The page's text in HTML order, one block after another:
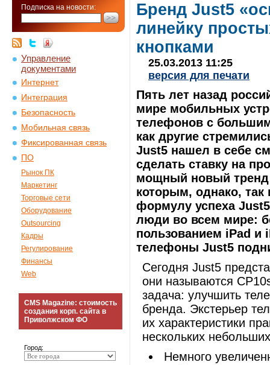
Подписка на новости:
Управление
документами
Интернет
Интеграция
Безопасность
Мобильная связь
Фиксированная связь
ПО
Рынок ПК
Маркетинг
Торговые сети
Оборудование
Outsourcing
Кадры
Регулирование
Финансы
Web
CMS Magazine: стоимость
создания корп. сайта в
Приволжском ФО
Город:
Бренд Just5
линейку
кнопками
25.03.2013 11:25
версия для печати
Пять лет назад
мире мобильных
телефонов с
как другие
Just5 нашел в себе
сделать ставку на
мощный новый тренд
которым, однако, так
формулу успеха
люди во всем мире:
пользованием iPad и
телефоны Just5
Сегодня Just5
они называются
задача: улучшить
бренда. Экстерьер
их характеристики
нескольких
Немного